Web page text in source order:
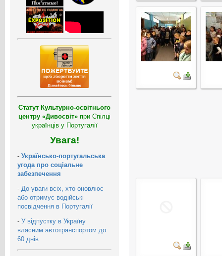
Статут Культурно-освітнього
центру «Дивосвіт» при Спілці
українців у Португалії
Увага!
- Українсько-португальська
угода про соціальне
забезпечення
- До уваги всіх, хто оновлює
або отримує водійські
посвідчення в Португалії
- У відпустку в Україну
власним автотранспортом до
60 днів